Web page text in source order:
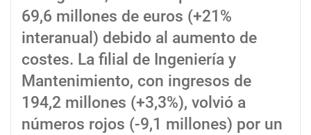
69,6 millones de euros (+21%
interanual) debido al aumento de
costes. La filial de Ingeniería y
Mantenimiento, con ingresos de
194,2 millones (+3,3%), volvió a
números rojos (-9,1 millones) por un